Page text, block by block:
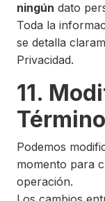
ningún dato
Toda la
se detalla
Privacidad.
11.
Podemos
momento para
operación.